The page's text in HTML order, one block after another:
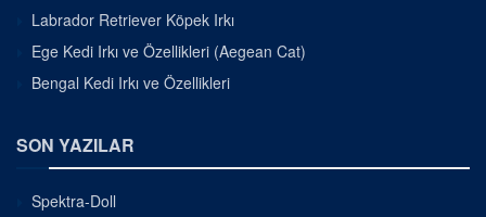
Labrador Retriever Köpek Irkı
Ege Kedi Irkı ve Özellikleri (Aegean Cat)
Bengal Kedi Irkı ve Özellikleri
SON YAZILAR
Spektra-Doll